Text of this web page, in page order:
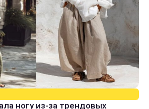
ногу из-за трендовых